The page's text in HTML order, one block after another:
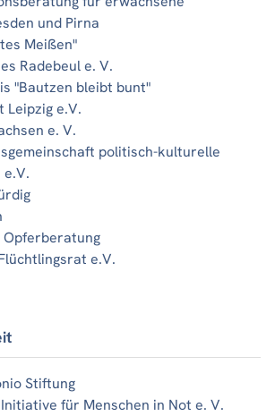
und Pirna
Meißen"
Radebeul e. V.
"Bautzen bleibt bunt"
Leipzig e.V.
e. V.
politisch-kulturelle
e.V.
Opferberatung
e.V.
Stiftung
für Menschen in Not e. V.